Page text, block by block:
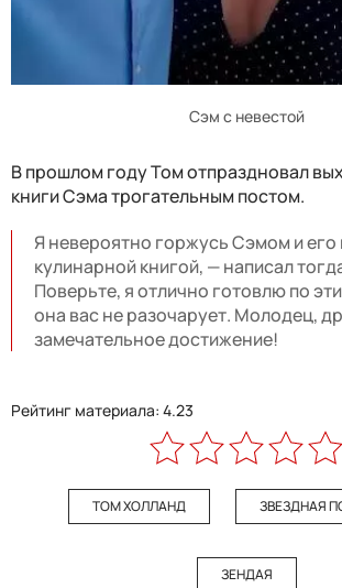
Сэм с невестой
В прошлом году Том отпраздновал
книги Сэма трогательным постом.
Я невероятно горжусь Сэмом и его
кулинарной книгой, — написал
Поверьте, я отлично готовлю по
она вас не разочарует. Молодец,
замечательное достижение!
Рейтинг материала: 4.23
ТОМ ХОЛЛАНД ЗВЕЗДНАЯ
ЗЕНДАЯ